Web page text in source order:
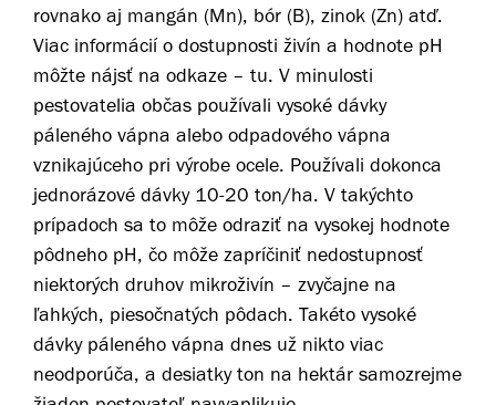
rovnako aj mangán (Mn), bór (B), zinok (Zn) atď.
Viac informácií o dostupnosti živín a hodnote pH
môžte nájsť na odkaze – tu. V minulosti
pestovatelia občas používali vysoké dávky
páleného vápna alebo odpadového vápna
vznikajúceho pri výrobe ocele. Používali dokonca
jednorázové dávky 10-20 ton/ha. V takýchto
prípadoch sa to môže odraziť na vysokej hodnote
pôdneho pH, čo môže zapríčiniť nedostupnosť
niektorých druhov mikroživín – zvyčajne na
ľahkých, piesočnatých pôdach. Takéto vysoké
dávky páleného vápna dnes už nikto viac
neodporúča, a desiatky ton na hektár samozrejme